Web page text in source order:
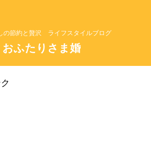
の節約と贅沢 ライフスタイルブログ
おふたりさま婚